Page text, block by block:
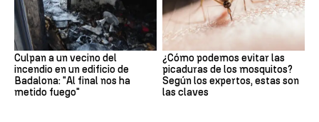
Culpan a un vecino del
incendio en un edificio de
Badalona: "Al final nos ha
metido fuego"
¿Cómo podemos evitar las
picaduras de los mosquitos?
Según los expertos, estas son
las claves